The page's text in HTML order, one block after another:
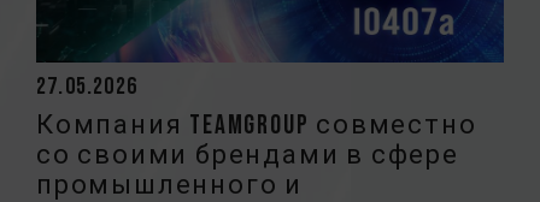
27.05.2026
Компания TEAMGROUP совместно
со своими брендами в сфере
промышленного и